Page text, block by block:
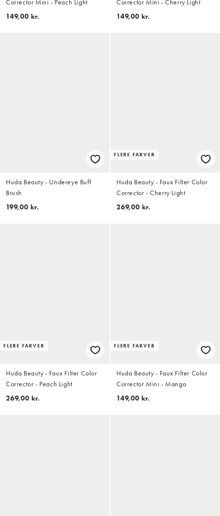
Corrector Mini - Peach Light
149,00 kr.
Corrector Mini - Cherry Light
149,00 kr.
Huda Beauty - Undereye Buff
Brush
199,00 kr.
FLERE FARVER
Huda Beauty - Faux Filter Color
Corrector - Cherry Light
269,00 kr.
FLERE FARVER
Huda Beauty - Faux Filter Color
Corrector - Peach Light
269,00 kr.
FLERE FARVER
Huda Beauty - Faux Filter Color
Corrector Mini - Mango
149,00 kr.